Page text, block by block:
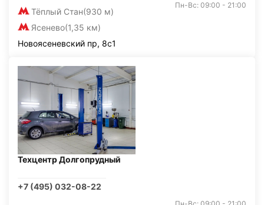
Тёплый Стан(930 м)
Ясенево(1,35 км)
Пн-Вс: 09:00 - 21:00
Новоясеневский пр, 8с1
Техцентр Долгопрудный
+7 (495) 032-08-22